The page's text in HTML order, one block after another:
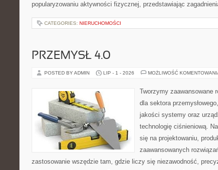
popularyzowaniu aktywności fizycznej, przedstawiając
CATEGORIES: NIERUCHOMOŚCI
PRZEMYSŁ 4.0
POSTED BY ADMIN LIP - 1 - 2026 MOŻLIWOŚĆ
Tworzymy zaawansowane
dla sektora
jakości systemy oraz
technologię ciśnieniową.
się na projektowaniu,
zaawansowanych
zastosowanie wszędzie tam, gdzie liczy się niezawodność,